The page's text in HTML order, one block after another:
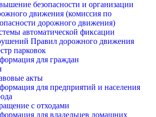
безопасности и организации
движения (комиссия по
дорожного движения)
автоматической фиксации
Правил дорожного движения
парковок
для граждан
акты
для предприятий и населения
с отходами
для владельцев домашних